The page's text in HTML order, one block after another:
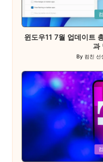
Posted
in
윈도우11 7월 업데이트
과
Posted
by
By 컴친 선